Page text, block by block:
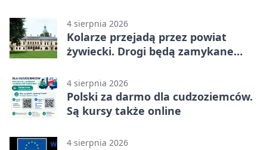
4 sierpnia 2026
Kolarze przejadą przez powiat
żywiecki. Drogi będą zamykane
4 sierpnia 2026
Polski za darmo dla cudzoziemców.
Są kursy także online
4 sierpnia 2026